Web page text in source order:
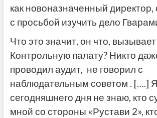
как новоназначенный
с просьбой изучить дело
Что это значит, он что, вызывает
Контрольную палату? Никто
проводил аудит, не говорил с
наблюдательным советом . [….]
сегодняшнего дня не знаю, кто
мной со стороны «Рустави 2»,